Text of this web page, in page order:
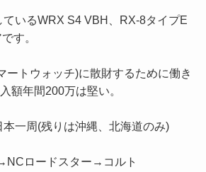
いるWRX S4 VBH、RX-8タイプE
す。
ートウォッチ)に散財するために働き
額年間200万は堅い。
一周(残りは沖縄、北海道のみ)
ロードスター→コルト